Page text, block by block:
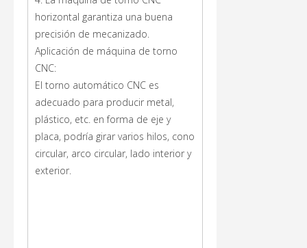
horizontal garantiza una buena
precisión de mecanizado.
Aplicación de máquina de torno
CNC:
El torno automático CNC es
adecuado para producir metal,
plástico, etc. en forma de eje y
placa, podría girar varios hilos, cono
circular, arco circular, lado interior y
exterior.